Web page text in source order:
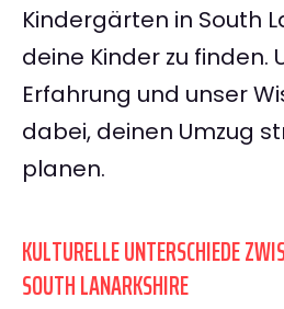
Kindergärten in South
deine Kinder zu finden.
Erfahrung und unser
dabei, deinen Umzug
planen.
KULTURELLE UNTERSCHIEDE
SOUTH LANARKSHIRE